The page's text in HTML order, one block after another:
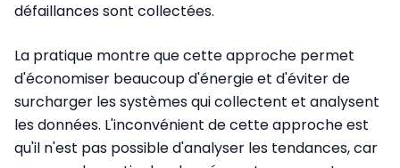
défaillances sont collectées.
La pratique montre que cette approche permet
d'économiser beaucoup d'énergie et d'éviter de
surcharger les systèmes qui collectent et analysent
les données. L'inconvénient de cette approche est
qu'il n'est pas possible d'analyser les tendances, car